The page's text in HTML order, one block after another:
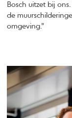
Bosch uitzet bij
de
omgeving.”